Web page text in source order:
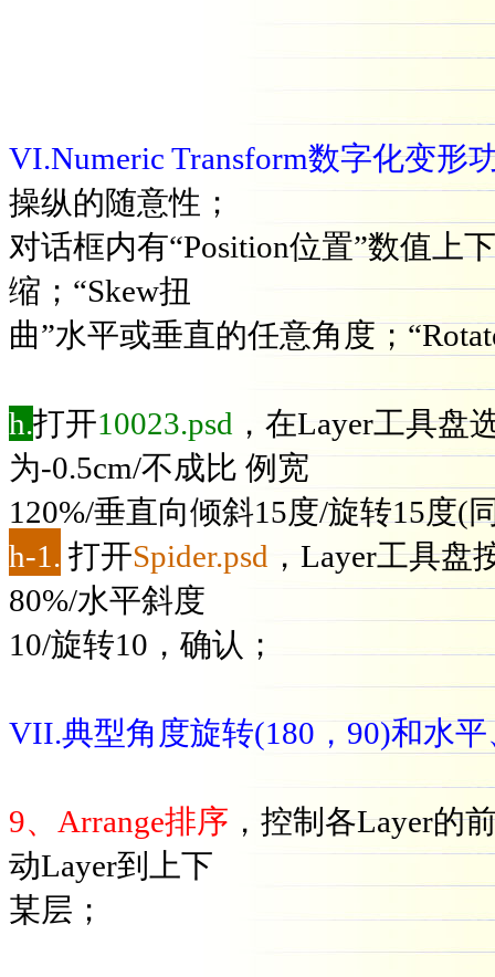
VI.Numeric Transform数字化变形
操纵的随意性；
对话框内有“Position位置”数值上
缩；“Skew扭
曲”水平或垂直的任意角度；
h.打开10023.psd ，在Layer工具盘
为-0.5cm/不成比 例宽
120%/垂直向倾斜15度/旋转15度(
h-1. 打开Spider.psd ，Layer工具盘
80%/水平斜度
10/旋转10，确认；
VII.典型角度旋转(180，90)和水
9、Arrange排序 ，控制各Layer的
动Layer到上下
某层；